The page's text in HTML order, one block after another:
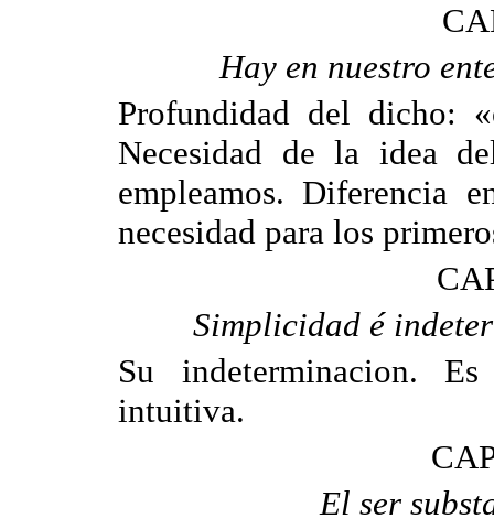
Hay en nuestro
Profundidad del dicho:
Necesidad de la idea
empleamos. Diferencia
necesidad para los
Simplicidad é
Su indeterminacion.
intuitiva.
El ser